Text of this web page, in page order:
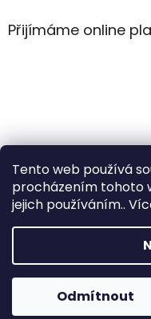
Tento web používá
procházením tohoto
jejich používáním..
Odmítnout
aPřijímáme online
Copyright 2026